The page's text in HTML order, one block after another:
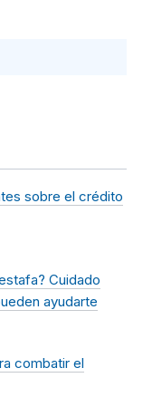
sobre el crédito
Cuidado
ayudarte
combatir el